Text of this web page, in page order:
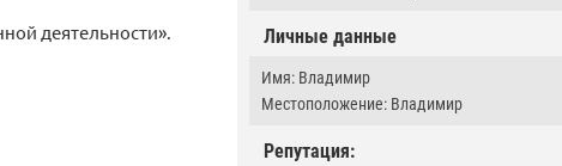
Личные данные
Имя: Владимир
Местоположение: Владимир
Репутация:
деятельности».